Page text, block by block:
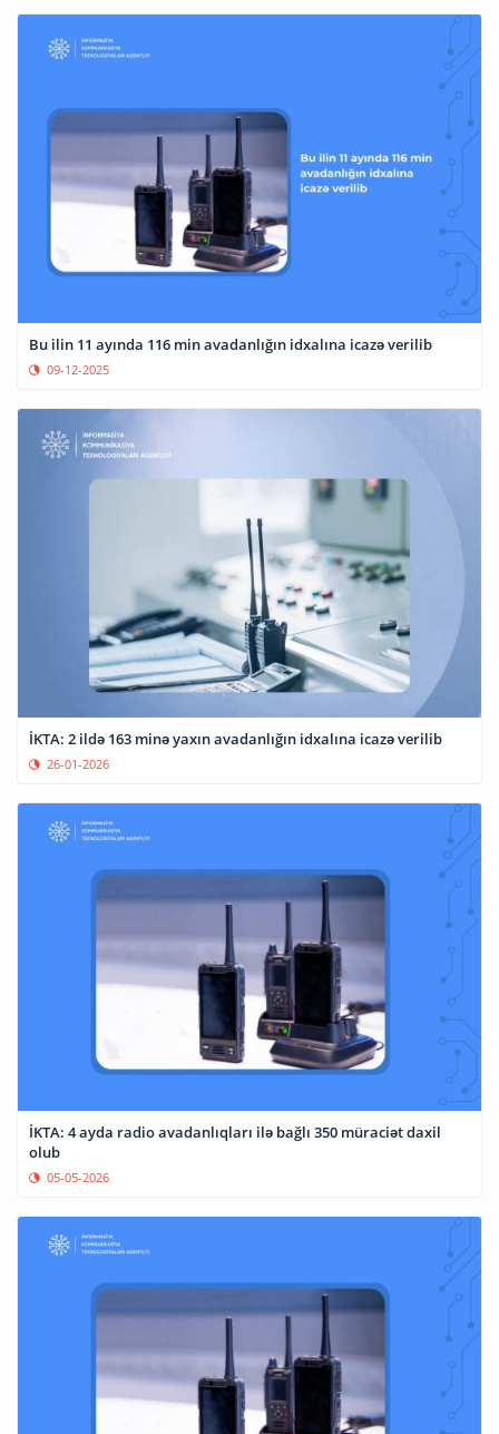
Bu ilin 11 ayında 116 min avadanlığın idxalına icazə verilib
09-12-2025
İKTA: 2 ildə 163 minə yaxın avadanlığın idxalına icazə verilib
26-01-2026
İKTA: 4 ayda radio avadanlıqları ilə bağlı 350 müraciət daxil
olub
05-05-2026